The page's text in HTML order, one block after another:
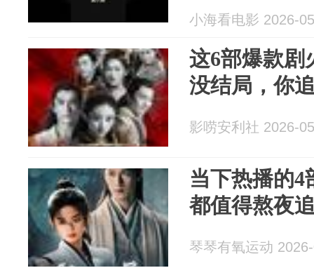
小海看电影 2026-
这6部爆款剧
没结局，你
影唠安利社 2026-
当下热播的4
都值得熬夜
琴琴有氧运动